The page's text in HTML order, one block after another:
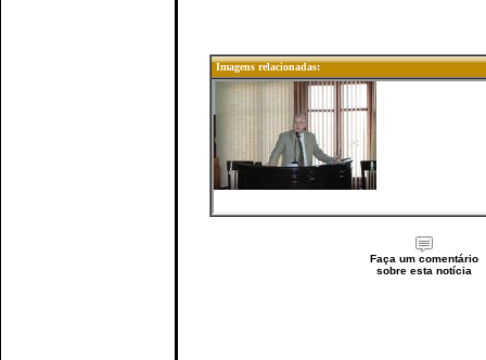
Imagens relacionadas:
Faça um comentário
sobre esta notícia